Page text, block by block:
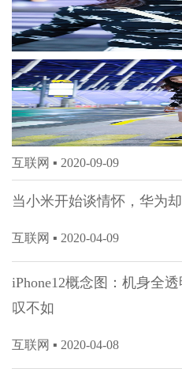
互联网 ▪ 2020-09-09
当小米开始谈情怀，华为
互联网 ▪ 2020-04-09
iPhone12概念图：机身全
叹不如
互联网 ▪ 2020-04-08